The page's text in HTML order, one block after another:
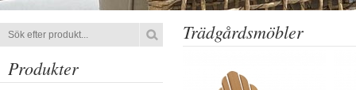
Produkter
Trädgårdsmöbler